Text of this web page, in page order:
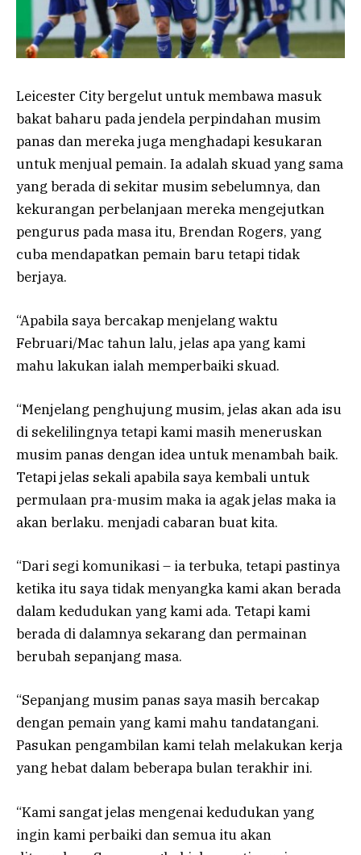
Leicester City bergelut untuk membawa masuk
bakat baharu pada jendela perpindahan musim
panas dan mereka juga menghadapi kesukaran
untuk menjual pemain. Ia adalah skuad yang sama
yang berada di sekitar musim sebelumnya, dan
kekurangan perbelanjaan mereka mengejutkan
pengurus pada masa itu, Brendan Rogers, yang
cuba mendapatkan pemain baru tetapi tidak
berjaya.
“Apabila saya bercakap menjelang waktu
Februari/Mac tahun lalu, jelas apa yang kami
mahu lakukan ialah memperbaiki skuad.
“Menjelang penghujung musim, jelas akan ada isu
di sekelilingnya tetapi kami masih meneruskan
musim panas dengan idea untuk menambah baik.
Tetapi jelas sekali apabila saya kembali untuk
permulaan pra-musim maka ia agak jelas maka ia
akan berlaku. menjadi cabaran buat kita.
“Dari segi komunikasi – ia terbuka, tetapi pastinya
ketika itu saya tidak menyangka kami akan berada
dalam kedudukan yang kami ada. Tetapi kami
berada di dalamnya sekarang dan permainan
berubah sepanjang masa.
“Sepanjang musim panas saya masih bercakap
dengan pemain yang kami mahu tandatangani.
Pasukan pengambilan kami telah melakukan kerja
yang hebat dalam beberapa bulan terakhir ini.
“Kami sangat jelas mengenai kedudukan yang
ingin kami perbaiki dan semua itu akan